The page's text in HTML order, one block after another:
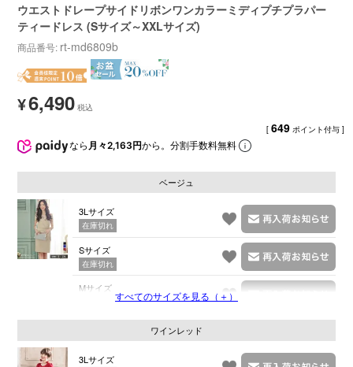
ウエストドレープサイドリボンワンカラーミディプチプラパー
ティードレス (Sサイズ～XXLサイズ)
商品番号 rt-md6809b
¥6,490
[ 649 ポイント付与 ]
なら 月々2,163円から。分割手数料無料
ベージュ
3Lサイズ
在庫切れ
Sサイズ
在庫切れ
Mサイズ
すべてのサイズを見る（＋）
ワインレッド
3Lサイズ